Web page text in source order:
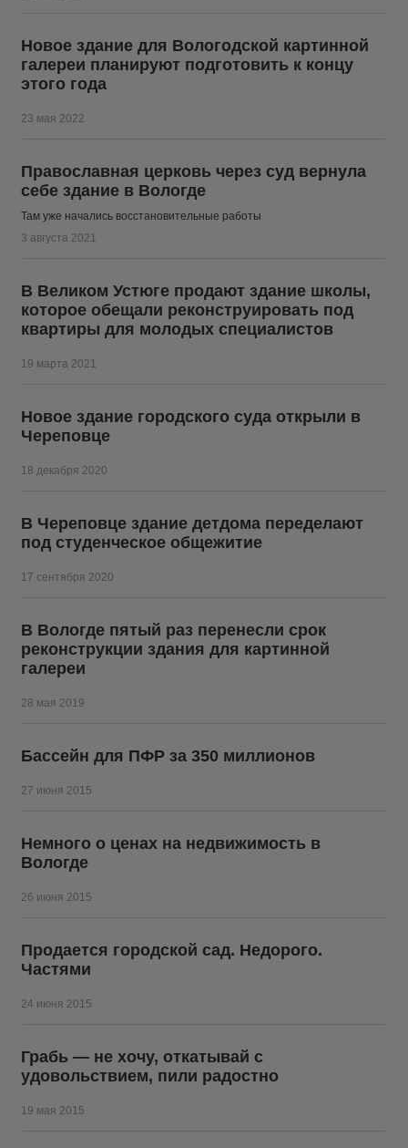
Новое здание для Вологодской картинной
галереи планируют подготовить к концу
этого года
23 мая 2022
Православная церковь через суд вернула
себе здание в Вологде
Там уже начались восстановительные работы
3 августа 2021
В Великом Устюге продают здание школы,
которое обещали реконструировать под
квартиры для молодых специалистов
19 марта 2021
Новое здание городского суда открыли в
Череповце
18 декабря 2020
В Череповце здание детдома переделают
под студенческое общежитие
17 сентября 2020
В Вологде пятый раз перенесли срок
реконструкции здания для картинной
галереи
28 мая 2019
Бассейн для ПФР за 350 миллионов
27 июня 2015
Немного о ценах на недвижимость в
Вологде
26 июня 2015
Продается городской сад. Недорого.
Частями
24 июня 2015
Грабь — не хочу, откатывай с
удовольствием, пили радостно
19 мая 2015